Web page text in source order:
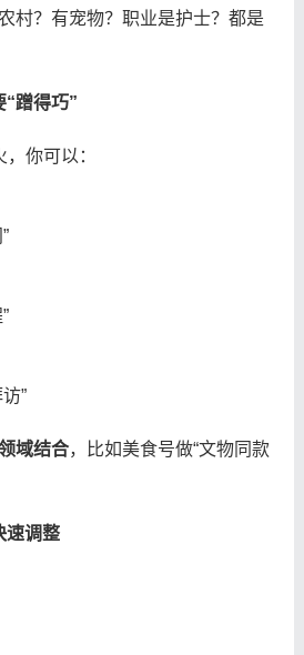
村？有宠物？职业是护士？都是
蹭得巧”​
，你可以：
”
域结合​​，比如美食号做“文物同款
速调整​